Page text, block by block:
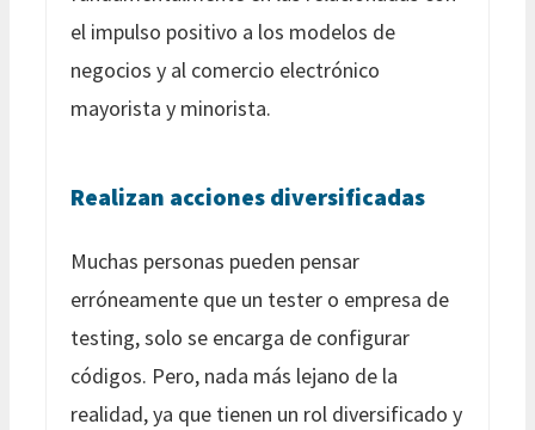
el impulso positivo a los modelos de
negocios y al comercio electrónico
mayorista y minorista.
Realizan acciones diversificadas
Muchas personas pueden pensar
erróneamente que un tester o empresa de
testing, solo se encarga de configurar
códigos. Pero, nada más lejano de la
realidad, ya que tienen un rol diversificado y